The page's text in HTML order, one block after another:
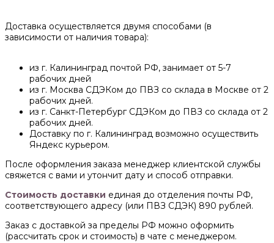
Доставка осуществляется двумя способами (в
зависимости от наличия товара):
из г. Калининград почтой РФ, занимает от 5-7
рабочих дней
из г. Москва СДЭКом до ПВЗ со склада в Москве от 2
рабочих дней.
из г. Санкт-Петербург СДЭКом до ПВЗ со склада от 2
рабочих дней.
Доставку по г. Калининград возможно осуществить
Яндекс курьером.
После оформления заказа менеджер клиентской службы
свяжется с вами и утончит дату и способ отправки.
Стоимость доставки единая до отделения почты РФ,
соответствующего адресу (или ПВЗ СДЭК) 890 рублей.
Заказ с доставкой за пределы РФ можно оформить
(рассчитать срок и стоимость) в чате с менеджером.